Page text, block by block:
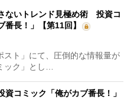
ないトレンド見極め術 投資コ
番長！」【第11回】
ト」にて、圧倒的な情報量が
ック」とし…
コミック「俺がカブ番長！」